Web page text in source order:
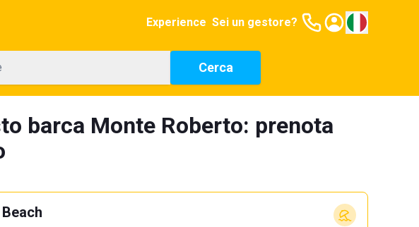
Experience Sei un gestore?
Cerca
barca Monte Roberto: prenota